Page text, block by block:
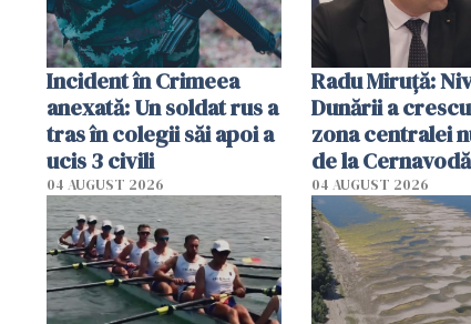
Incident în Crimeea
anexată: Un soldat rus a
tras în colegii săi apoi a
ucis 3 civili
04 AUGUST 2026
Radu Miruţă:
Dunării a
zona centralei
de la
cm faţă de ziua
04 AUGUST 2026